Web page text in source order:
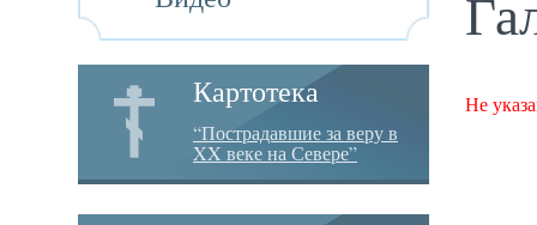
Картотека
“Пострадавшие за веру в
XX веке на Севере”
Не